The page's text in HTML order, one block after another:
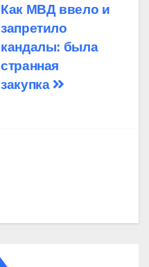
Как МВД ввело и
запретило
кандалы: была
странная
закупка